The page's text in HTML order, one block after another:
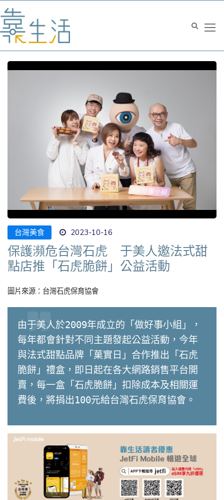
台灣美食 2023-10-16
保護瀕危台灣石虎 于美人邀法式甜
點店推「石虎脆餅」公益活動
圖片來源：台灣石虎保育協會
由于美人於2009年成立的「做好事小組」，
每年都會針對不同主題發起公益活動，今年
與法式甜點品牌「菓實日」合作推出「石虎
脆餅」禮盒，即日起在各大網路銷售平台開
賣，每一盒「石虎脆餅」扣除成本及相關運
費後，將捐出100元給台灣石虎保育協會。